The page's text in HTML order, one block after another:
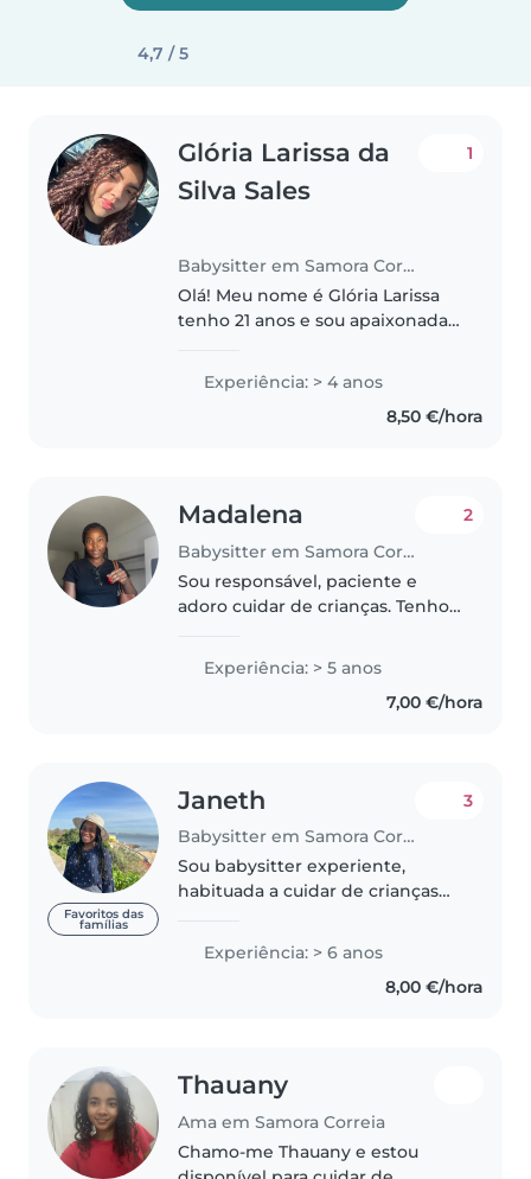
4,7 / 5
Glória Larissa da
Silva Sales
Babysitter em Samora Correia
1
Olá! Meu nome é Glória Larissa
tenho 21 anos e sou apaixonada
Desde pequena, sempre soube
que meu propósito seria ajudar
no desenvolvimento delas,
Experiência: > 4 anos
8,50 €/hora
Madalena
Babysitter em Samora Correia
2
Sou responsável, paciente e
adoro cuidar de crianças. Tenho 5
prazer ajudar nas refeições e
criar atividades criativas como..
Experiência: > 5 anos
7,00 €/hora
Favoritos das
famílias
Janeth
Babysitter em Samora Correia
3
Sou babysitter experiente,
habituada a cuidar de crianças
desde recém-nascidos até
adolescentes. Sou conhecida
pela minha paciência, empatia e
Experiência: > 6 anos
8,00 €/hora
Thauany
Ama em Samora Correia
Chamo-me Thauany e estou